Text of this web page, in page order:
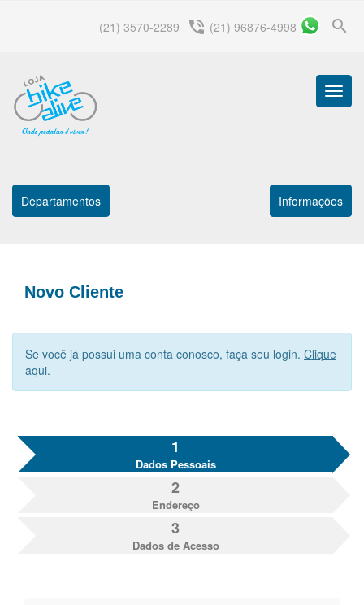
search
(21) 3570-2289 phone_in_talk (21) 96876-4998
Menu
Departamentos Informações
Novo Cliente
Se você já possui uma conta conosco, faça seu login. Clique
aqui.
1
Dados Pessoais
2
Endereço
3
Dados de Acesso